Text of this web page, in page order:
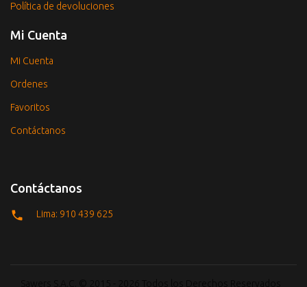
Política de devoluciones
Mi Cuenta
Mi Cuenta
Ordenes
Favoritos
Contáctanos
Contáctanos
Lima: 910 439 625